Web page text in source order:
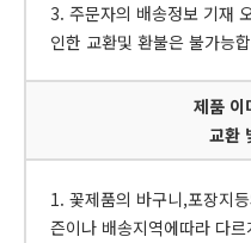
3. 주문자의 배송정보 기재
인한 교환및 환불은 불가능
제품 이
교환
1. 꽃제품의 바구니,포장지
즌이나 배송지역에따라 다